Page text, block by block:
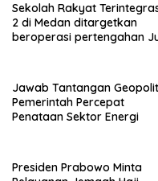
Sekolah Rakyat
2 di Medan ditargetkan
beroperasi pertengahan
Jawab Tantangan
Pemerintah Percepat
Penataan Sektor Energi
Presiden Prabowo Minta